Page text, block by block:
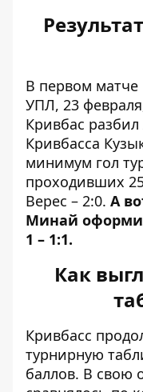
В первом матче
УПЛ, 23
Кривбас
Кривбасса
минимум гол
проходивших
Верес – 2:0. А
Минай
1 – 1:1.
Как
Кривбасс
турнирную
баллов. В свою